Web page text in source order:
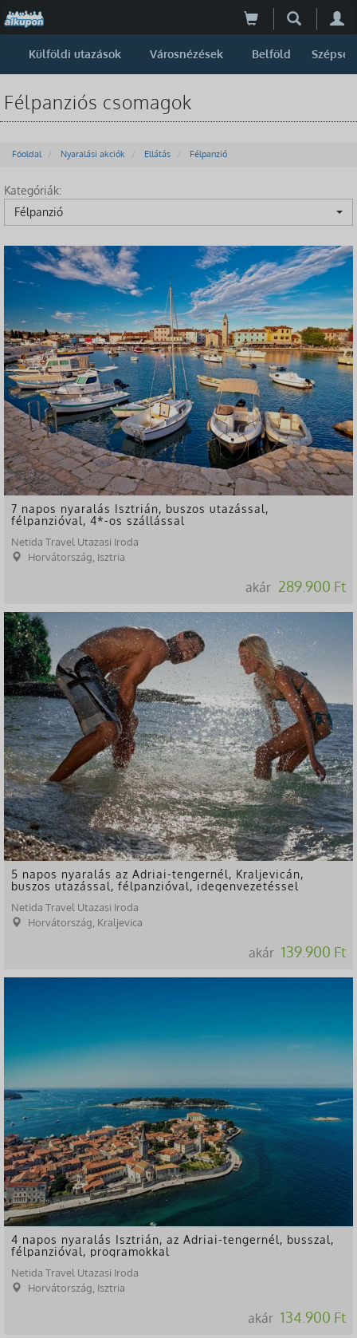
Külföldi utazások Városnézések Belföld Szépség
Félpanziós csomagok
Főoldal Nyaralási akciók Ellátás Félpanzió
Kategóriák:
Félpanzió
7 napos nyaralás Isztrián, buszos utazással,
félpanzióval, 4*-os szállással
Netida Travel Utazasi Iroda
Horvátország, Isztria
akár 289.900 Ft
5 napos nyaralás az Adriai-tengernél, Kraljevicán,
buszos utazással, félpanzióval, idegenvezetéssel
Netida Travel Utazasi Iroda
Horvátország, Kraljevica
akár 139.900 Ft
4 napos nyaralás Isztrián, az Adriai-tengernél, busszal,
félpanzióval, programokkal
Netida Travel Utazasi Iroda
Horvátország, Isztria
akár 134.900 Ft